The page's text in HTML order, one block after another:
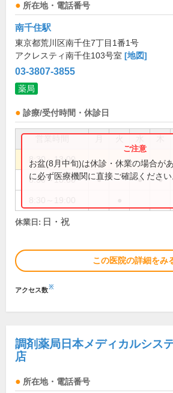
所在地・電話番号
南千住駅
東京都荒川区南千住7丁目1番1号
アクレスティ南千住103号室 [地図]
03-3807-3855
薬局
診療/受付時間・休診日
8:30～13:00
8:30～18:30 ● ● ●
お盆(8月中旬)は休診・休業の場合が
に必ず医療機関に直接ご確認ください
休業日: 日・祝
この医院の詳細をみ
アクセス数※
調剤薬局日本メディカルシス
店
所在地・電話番号